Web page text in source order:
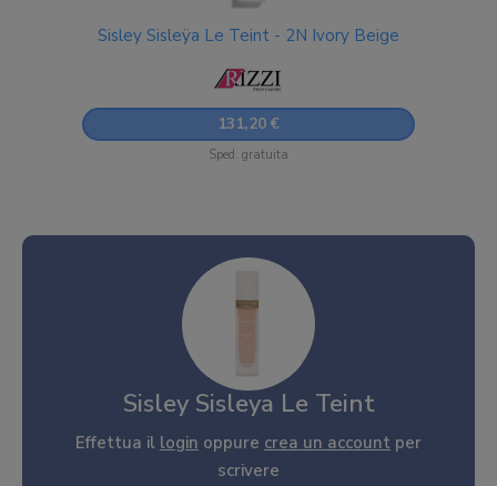
Sisley Sisleÿa Le Teint - 2N Ivory Beige
131,20 €
Sped. gratuita
Sisley Sisleya Le Teint
Effettua il login oppure crea un account per
scrivere